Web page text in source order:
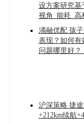
设方案研究基
视角_能耗_高
涌融优配 孩
表现？如何有
问题哪里好？
沪深策略 捷
+212km续航